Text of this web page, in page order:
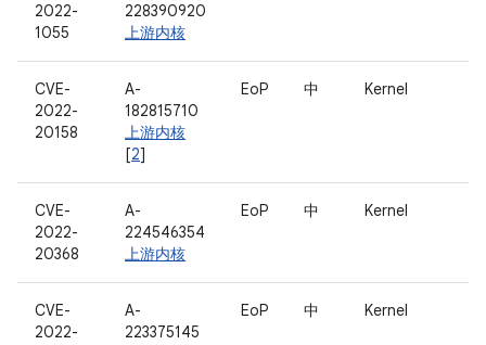
2022-
1055
228390920
上游内核
CVE-
2022-
20158
A-
182815710
上游内核
[2]
EoP 中 Kernel
CVE-
2022-
20368
A-
224546354
上游内核
EoP 中 Kernel
CVE-
2022-
A-
223375145
EoP 中 Kernel